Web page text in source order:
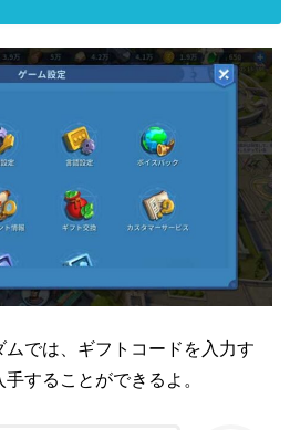
では、ギフトコードを入力す
することができるよ。